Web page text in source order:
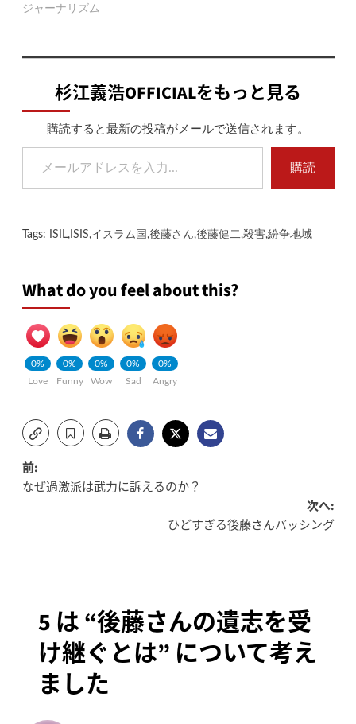
ジャーナリズム
杉江義浩OFFICIALをもっと見る
購読すると最新の投稿がメールで送信されます。
メールアドレスを入力...
購読
Tags: ISIL,ISIS,イスラム国 ,後藤さん,後藤健二,殺害,紛争地域
What do you feel about this?
0%
Love
0%
Funny
0%
Wow
0%
Sad
0%
Angry
投
ー
シ
ョ
前:
なぜ過激派は武力に訴えるのか？
次へ:
ひどすぎる後藤さんバッシング
5 は “後藤さんの遺志を受
け継ぐとは” について考え
ました